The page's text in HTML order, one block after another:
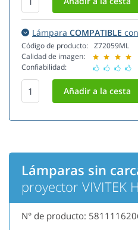
Lámpara COMPATIBLE
Código de producto:
Calidad de imagen:
Confiabilidad:
Z72059ML
Lámparas sin
proyector VIVITEK
N° de producto: